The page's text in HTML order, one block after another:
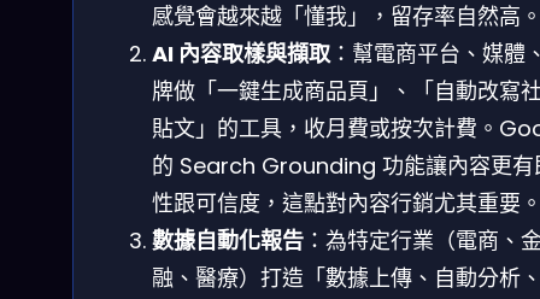
感覺會越來越「懂我」，留存率自然高
AI 內容取樣與擷取：幫電商平台、媒體
牌做「一鍵生成商品頁」、「自動改寫
貼文」的工具，收月費或按次計費。
的 Search Grounding 功能讓內容更有
性跟可信度，這點對內容行銷尤其重要
數據自動化報告 ：為特定行業（電商、
融、醫療）打造「數據上傳、自動分析